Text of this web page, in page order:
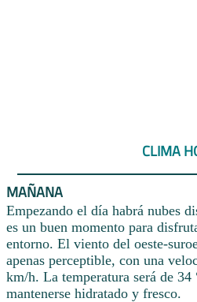
CLIMA
MAÑANA
Empezando el día habrá nubes
es un buen momento para
entorno. El viento del oeste-
apenas perceptible, con una
km/h. La temperatura será de 34
mantenerse hidratado y fresco.